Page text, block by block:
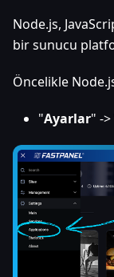
Node.js,
bir sunucu
Öncelikle
"Ayarlar" ->